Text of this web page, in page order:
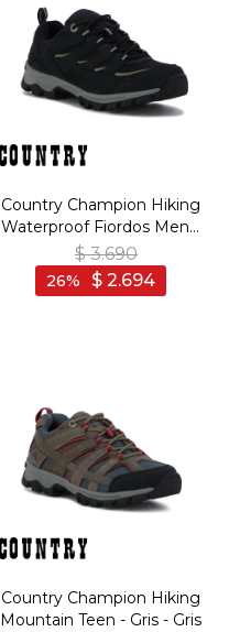
Country Champion Hiking
Waterproof Fiordos Men -
Negro - Negro
$ 3.690
$ 2.694
26
Country Champion Hiking
Mountain Teen - Gris - Gris